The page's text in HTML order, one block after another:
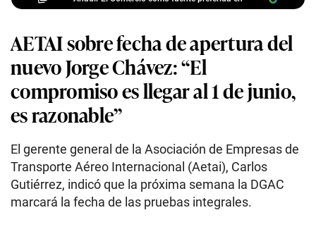
AETAI sobre fecha de apertura del
nuevo Jorge Chávez: “El
compromiso es llegar al 1 de junio,
es razonable”
El gerente general de la Asociación de Empresas de
Transporte Aéreo Internacional (Aetai), Carlos
Gutiérrez, indicó que la próxima semana la DGAC
marcará la fecha de las pruebas integrales.